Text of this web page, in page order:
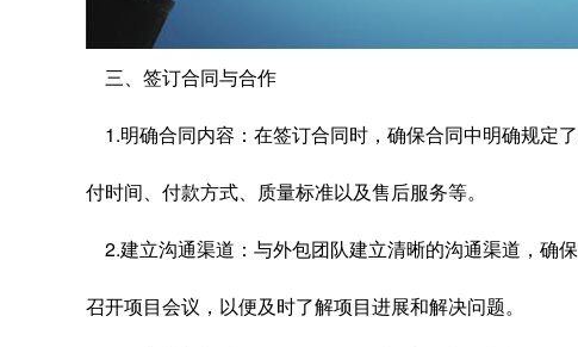
三、签订合同与合作
1.明确合同内容：在签订合同时，确保合同中明确规定
付时间、付款方式、质量标准以及售后服务等。
2.建立沟通渠道：与外包团队建立清晰的沟通渠道，确
召开项目会议，以便及时了解项目进展和解决问题。